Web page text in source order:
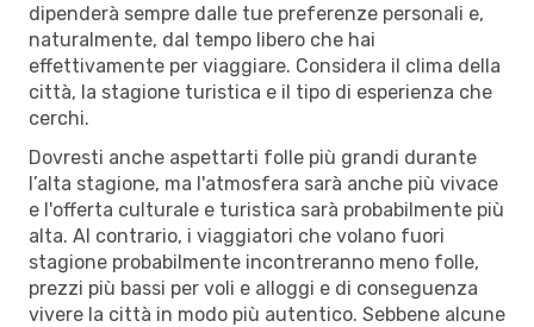
dipenderà sempre dalle tue preferenze personali e,
naturalmente, dal tempo libero che hai
effettivamente per viaggiare. Considera il clima della
città, la stagione turistica e il tipo di esperienza che
cerchi.
Dovresti anche aspettarti folle più grandi durante
l’alta stagione, ma l'atmosfera sarà anche più vivace
e l'offerta culturale e turistica sarà probabilmente più
alta. Al contrario, i viaggiatori che volano fuori
stagione probabilmente incontreranno meno folle,
prezzi più bassi per voli e alloggi e di conseguenza
vivere la città in modo più autentico. Sebbene alcune